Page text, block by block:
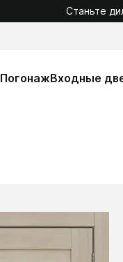
Станьте
ПогонажВходные